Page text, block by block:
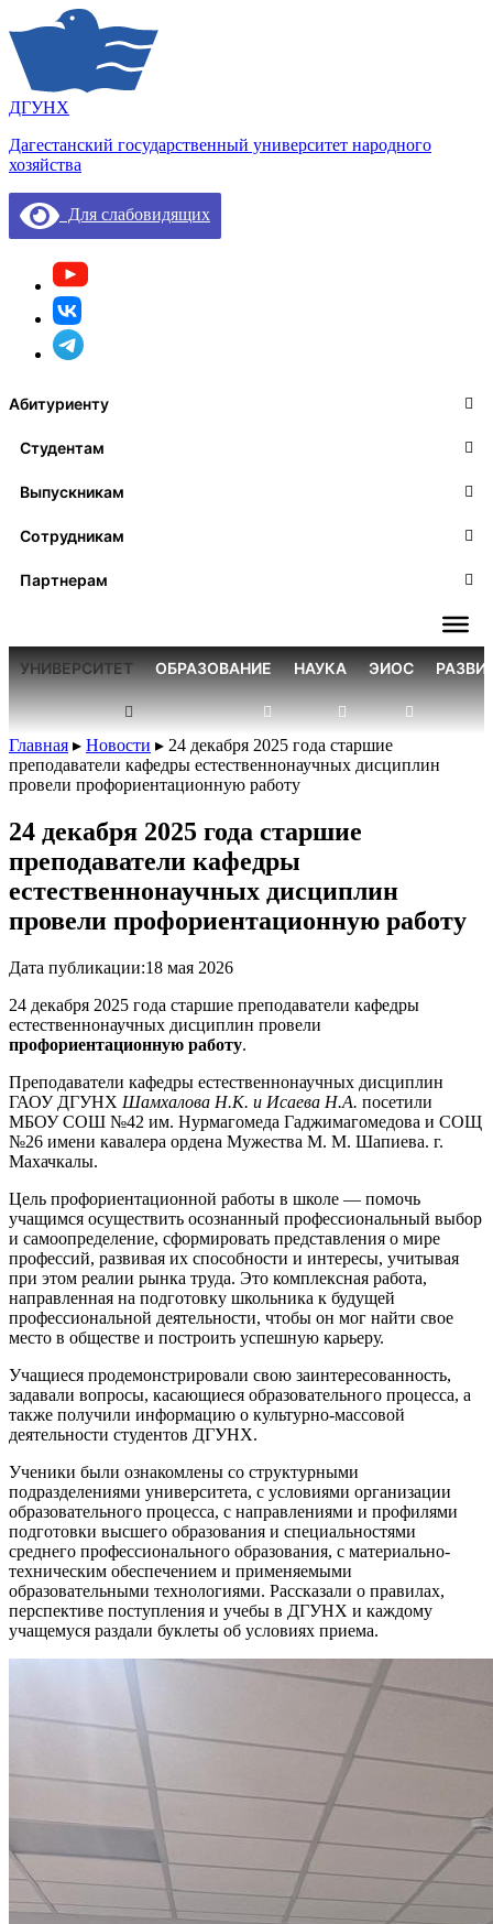
ДГУНХ
Дагестанский государственный университет народного
хозяйства
Для слабовидящих
Абитуриенту
Студентам
Выпускникам
Сотрудникам
Партнерам
УНИВЕРСИТЕТ ОБРАЗОВАНИЕ НАУКА ЭИОС
Главная ▸ Новости ▸ 24 декабря 2025 года старшие
преподаватели кафедры естественнонаучных дисциплин
провели профориентационную работу
24 декабря 2025 года старшие
преподаватели кафедры
естественнонаучных дисциплин
провели профориентационную работу
Дата публикации:18 мая 2026
24 декабря 2025 года старшие преподаватели кафедры
естественнонаучных дисциплин провели
профориентационную работу.
Преподаватели кафедры естественнонаучных дисциплин
ГАОУ ДГУНХ Шамхалова Н.К. и Исаева Н.А. посетили
МБОУ СОШ №42 им. Нурмагомеда Гаджимагомедова и СОЩ
№26 имени кавалера ордена Мужества М. М. Шапиева. г.
Махачкалы.
Цель профориентационной работы в школе — помочь
учащимся осуществить осознанный профессиональный выбор
и самоопределение, сформировать представления о мире
профессий, развивая их способности и интересы, учитывая
при этом реалии рынка труда. Это комплексная работа,
направленная на подготовку школьника к будущей
профессиональной деятельности, чтобы он мог найти свое
место в обществе и построить успешную карьеру.
Учащиеся продемонстрировали свою заинтересованность,
задавали вопросы, касающиеся образовательного процесса, а
также получили информацию о культурно-массовой
деятельности студентов ДГУНХ.
Ученики были ознакомлены со структурными
подразделениями университета, с условиями организации
образовательного процесса, с направлениями и профилями
подготовки высшего образования и специальностями
среднего профессионального образования, с материально-
техническим обеспечением и применяемыми
образовательными технологиями. Рассказали о правилах,
перспективе поступления и учебы в ДГУНХ и каждому
учащемуся раздали буклеты об условиях приема.